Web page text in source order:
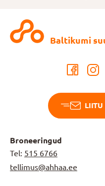
Baltikumi
LIITU
Broneeringud
Tel: 515 6766
tellimus@ahhaa.ee